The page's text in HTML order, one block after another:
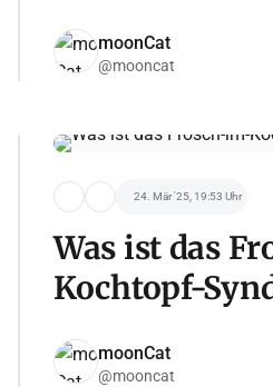
moonCat
@mooncat
24. Mär '25, 19:53 Uhr
Was ist das
Kochtopf-
moonCat
@mooncat